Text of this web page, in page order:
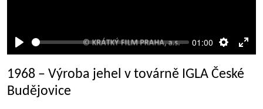
Přehrát
01:00
1968 – Výroba jehel v továrně IGLA České
Budějovice